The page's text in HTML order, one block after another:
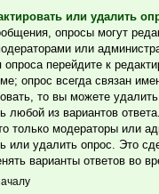
или удалить
опросы могут
или
опроса перейдите к
опрос всегда связан
то вы можете
любой из вариантов
только модераторы или
или удалить опрос. Это
варианты ответов во